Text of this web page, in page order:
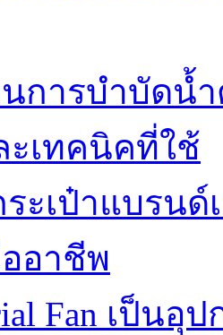
การบำบัดน้
เทคนิคที่ใช้
ะเป๋าแบรนด์
อาชีพ
Fan เป็น